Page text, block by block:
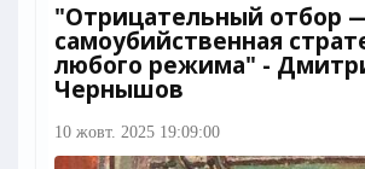
"Отрицательный отбор
самоубийственная
любого режима" -
Чернышов
10 жовт. 2025 19:09:00